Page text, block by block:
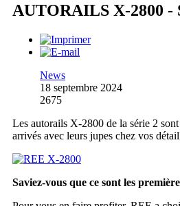
AUTORAILS X-2800 -
News
18 septembre 2024
2675
Les autorails X-2800 de la série 2
arrivés avec leurs jupes chez vos
Saviez-vous que ce sont les